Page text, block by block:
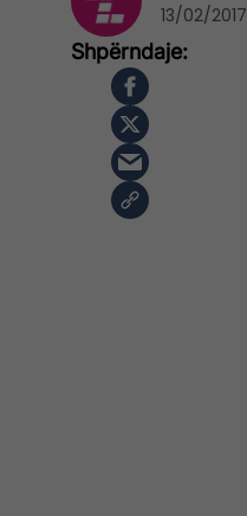
13/02/2017